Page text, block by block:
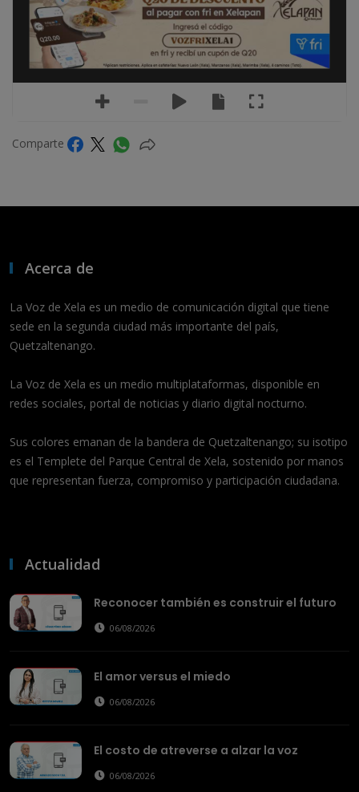
Comparte
Acerca de
La Voz de Xela es un medio de comunicación digital que tiene
sede en la segunda ciudad más importante del país,
Quetzaltenango.
La Voz de Xela es un medio multiplataformas, disponible en
redes sociales, portal de noticias y diario digital nocturno.
Sus colores emanan de la bandera de Quetzaltenango; su isotipo
es el Templete del Parque Central de Xela, sostenido por manos
que representan fuerza, compromiso y participación ciudadana.
Actualidad
Reconocer también es construir el futuro
06/08/2026
El amor versus el miedo
06/08/2026
El costo de atreverse a alzar la voz
06/08/2026